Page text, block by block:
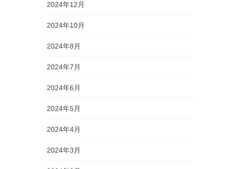
2024年12月
2024年10月
2024年8月
2024年7月
2024年6月
2024年5月
2024年4月
2024年3月